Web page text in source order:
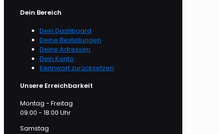
Dein Bereich
Dein Dashboard
Deine Bestellungen
Deine Adressen
Dein Konto
Kennwort zurücksetzen
Unsere Erreichbarkeit
Montag - Freitag
09:00 - 18:00 Uhr
Samstag